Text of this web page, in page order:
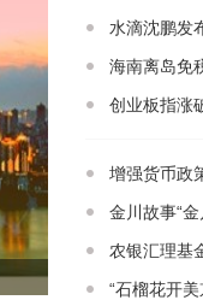
水滴沈鹏发
海南离岛免
创业板指涨
增强货币政
金川故事“
农银汇理基
“石榴花开